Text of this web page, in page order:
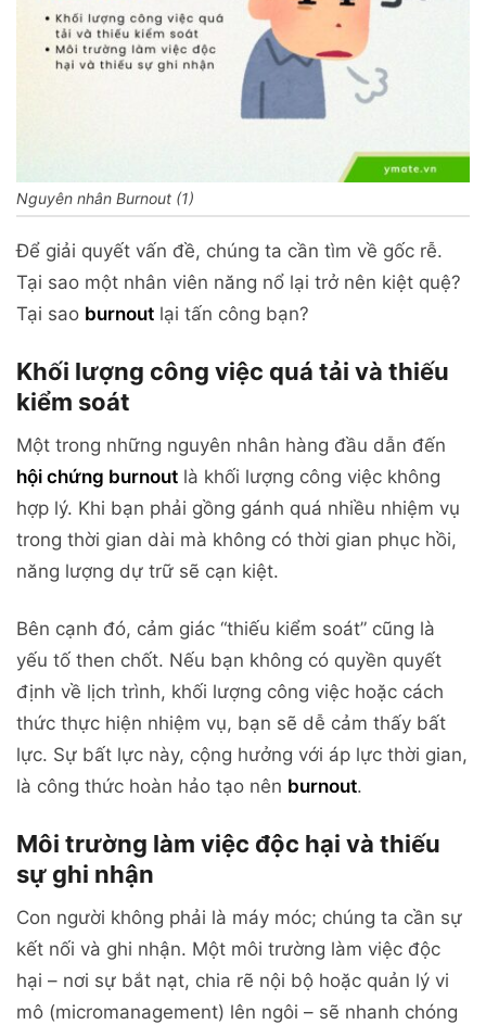
Nguyên nhân Burnout (1)
Để giải quyết vấn đề, chúng ta cần tìm về gốc rễ.
Tại sao một nhân viên năng nổ lại trở nên kiệt quệ?
Tại sao burnout lại tấn công bạn?
Khối lượng công việc quá tải và thiếu
kiểm soát
Một trong những nguyên nhân hàng đầu dẫn đến
hội chứng burnout là khối lượng công việc không
hợp lý. Khi bạn phải gồng gánh quá nhiều nhiệm vụ
trong thời gian dài mà không có thời gian phục hồi,
năng lượng dự trữ sẽ cạn kiệt.
Bên cạnh đó, cảm giác “thiếu kiểm soát” cũng là
yếu tố then chốt. Nếu bạn không có quyền quyết
định về lịch trình, khối lượng công việc hoặc cách
thức thực hiện nhiệm vụ, bạn sẽ dễ cảm thấy bất
lực. Sự bất lực này, cộng hưởng với áp lực thời gian,
là công thức hoàn hảo tạo nên burnout.
Môi trường làm việc độc hại và thiếu
sự ghi nhận
Con người không phải là máy móc; chúng ta cần sự
kết nối và ghi nhận. Một môi trường làm việc độc
hại – nơi sự bắt nạt, chia rẽ nội bộ hoặc quản lý vi
mô (micromanagement) lên ngôi – sẽ nhanh chóng